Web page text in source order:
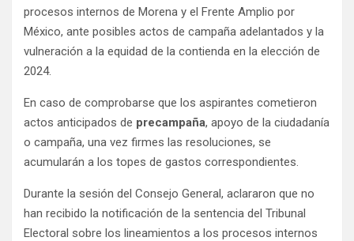
procesos internos de Morena y el Frente Amplio por
México, ante posibles actos de campaña adelantados y la
vulneración a la equidad de la contienda en la elección de
2024.
En caso de comprobarse que los aspirantes cometieron
actos anticipados de precampaña, apoyo de la ciudadanía
o campaña, una vez firmes las resoluciones, se
acumularán a los topes de gastos correspondientes.
Durante la sesión del Consejo General, aclararon que no
han recibido la notificación de la sentencia del Tribunal
Electoral sobre los lineamientos a los procesos internos